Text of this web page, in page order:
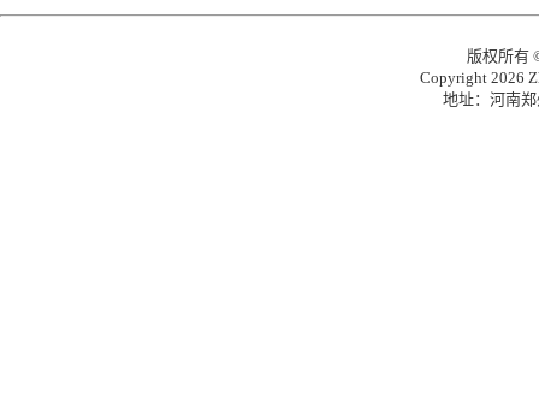
版权所有
Copyright 2026
地址：河南